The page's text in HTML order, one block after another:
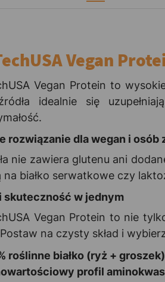
Vegan
Vegan Protein to
idealnie się
rozwiązanie dla wegan i osób
nie zawiera glutenu ani
na białko serwatkowe czy
skuteczność w jednym
Vegan Protein to nie
na czysty skład i
roślinne białko (ryż + groszek)
profil